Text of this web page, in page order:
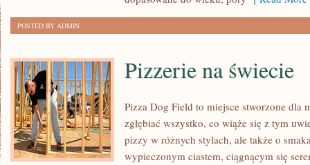
POSTED BY ADMIN
Pizzerie na świecie
Pizza Dog Field to miejsce stworzone dla
zgłębiać wszystko, co wiąże się z tym
pizzy w różnych stylach, ale także o
wypieczonym ciastem, ciągnącym się